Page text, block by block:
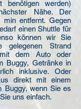
benötigen werden)
Nähe. Der
entfernt. Gegen
einen Shuttle für
können wir Sie
gelegenen Strand
dem Auto oder
Buggy, Getränke in
inklusive. Oder
direkt mit einem
Buggy, wenn Sie es
uns einfach.